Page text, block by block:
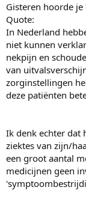
Gisteren hoorde
Quote:
In Nederland
niet kunnen
nekpijn en
van
zorginstellingen
deze patiënten
Ik denk echter dat
ziektes van zijn/
een groot aantal
medicijnen geen